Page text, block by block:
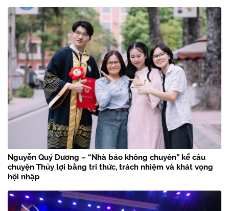
Nguyễn Quý Dương – “Nhà báo không chuyên” kể câu
chuyện Thủy lợi bằng tri thức, trách nhiệm và khát vọng
hội nhập